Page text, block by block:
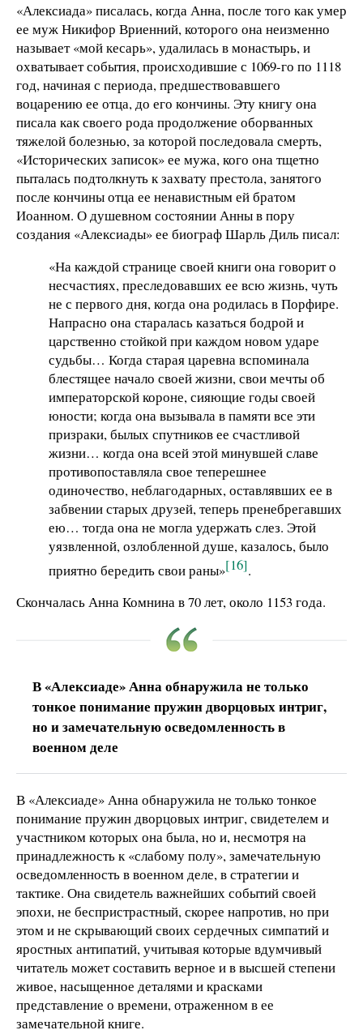
«Алексиада» писалась, когда Анна, после того как умер
ее муж Никифор Вриенний, которого она неизменно
называет «мой кесарь», удалилась в монастырь, и
охватывает события, происходившие с 1069-го по 1118
год, начиная с периода, предшествовавшего
воцарению ее отца, до его кончины. Эту книгу она
писала как своего рода продолжение оборванных
тяжелой болезнью, за которой последовала смерть,
«Исторических записок» ее мужа, кого она тщетно
пыталась подтолкнуть к захвату престола, занятого
после кончины отца ее ненавистным ей братом
Иоанном. О душевном состоянии Анны в пору
создания «Алексиады» ее биограф Шарль Диль писал:
«На каждой странице своей книги она говорит о
несчастиях, преследовавших ее всю жизнь, чуть
не с первого дня, когда она родилась в Порфире.
Напрасно она старалась казаться бодрой и
царственно стойкой при каждом новом ударе
судьбы… Когда старая царевна вспоминала
блестящее начало своей жизни, свои мечты об
императорской короне, сияющие годы своей
юности; когда она вызывала в памяти все эти
призраки, былых спутников ее счастливой
жизни… когда она всей этой минувшей славе
противопоставляла свое теперешнее
одиночество, неблагодарных, оставлявших ее в
забвении старых друзей, теперь пренебрегавших
ею… тогда она не могла удержать слез. Этой
уязвленной, озлобленной душе, казалось, было
приятно бередить свои раны»[16].
Скончалась Анна Комнина в 70 лет, около 1153 года.
В «Алексиаде» Анна обнаружила не только
тонкое понимание пружин дворцовых интриг,
но и замечательную осведомленность в
военном деле
В «Алексиаде» Анна обнаружила не только тонкое
понимание пружин дворцовых интриг, свидетелем и
участником которых она была, но и, несмотря на
принадлежность к «слабому полу», замечательную
осведомленность в военном деле, в стратегии и
тактике. Она свидетель важнейших событий своей
эпохи, не беспристрастный, скорее напротив, но при
этом и не скрывающий своих сердечных симпатий и
яростных антипатий, учитывая которые вдумчивый
читатель может составить верное и в высшей степени
живое, насыщенное деталями и красками
представление о времени, отраженном в ее
замечательной книге.